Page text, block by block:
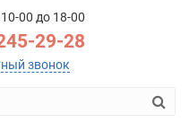
00 до 18-00
29-28
звонок